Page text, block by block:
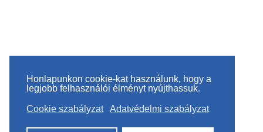
Honlapunkon cookie-kat használunk, hogy a
legjobb felhasználói élményt nyújthassuk.
Cookie szabályzat Adatvédelmi szabályzat